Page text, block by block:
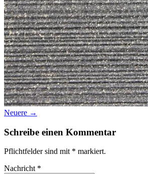
Neuere →
Schreibe einen Kommentar
Pflichtfelder sind mit * markiert.
Nachricht *
TAG CLOUD
Blogparade Blumen Buchempfehlung
tipps Makro Monochrom Produkttest S-/W